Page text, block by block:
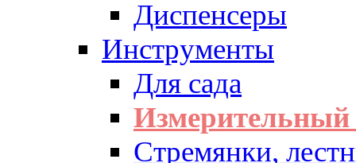
Диспенсеры
Инструменты
Для сада
Измерительный
Стремянки,